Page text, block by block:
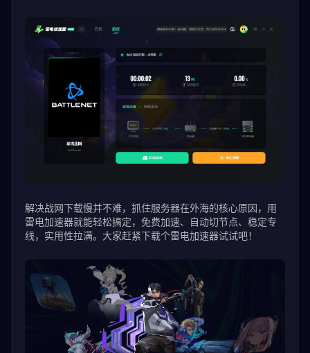
解决战网下载慢并不难，抓住服务器在外海的核心原因，用
雷电加速器就能轻松搞定，免费加速、自动切节点、稳定专
线，实用性拉满。大家赶紧下载个雷电加速器试试吧！